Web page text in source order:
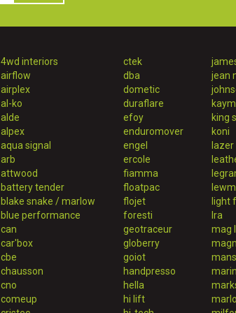
4wd interiors
airflow
airplex
al-ko
alde
alpex
aqua signal
arb
attwood
battery tender
blake snake / marlow
blue performance
can
car'box
cbe
chausson
cno
comeup
ctek
dba
dometic
duraflare
efoy
enduromover
engel
ercole
fiamma
floatpac
flojet
foresti
geotraceur
globerry
goiot
handpresso
hella
hi lift
jean
king
koni
lazer
light
lra
mag